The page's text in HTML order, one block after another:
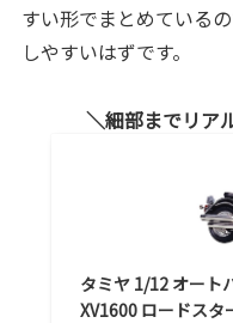
すい形でまとめている
しやすいはずです。
細部までリア
タミヤ 1/12 オート
XV1600 ロードス